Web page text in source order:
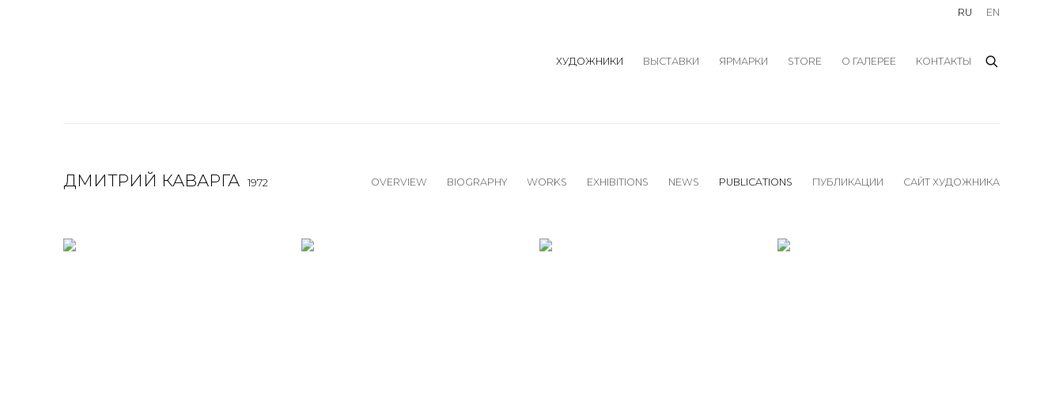
ХУДОЖНИКИ ВЫСТАВКИ ЯРМАРКИ STORE О ГАЛЕРЕЕ КОНТАКТЫ
RU EN
ДМИТРИЙ КАВАРГА 1972 OVERVIEW BIOGRAPHY WORKS EXHIBITIONS NEWS PUBLICATIONS ПУБЛИКАЦИИ САЙТ ХУДОЖНИКА